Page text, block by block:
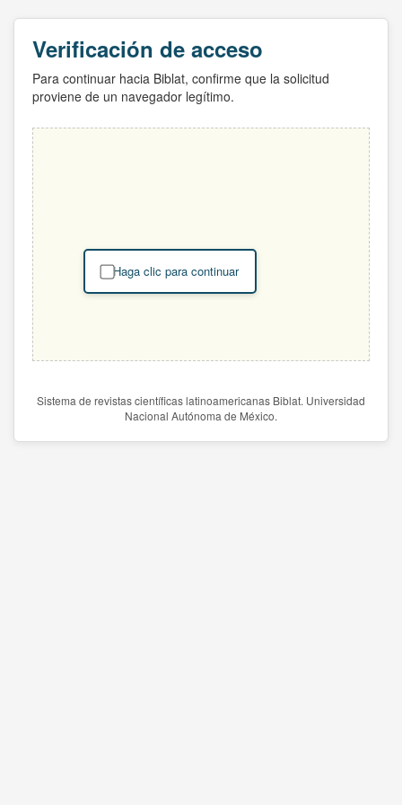
Verificación de acceso
Para continuar hacia Biblat, confirme que la solicitud
proviene de un navegador legítimo.
Haga clic para continuar
Sistema de revistas científicas latinoamericanas Biblat. Universidad
Nacional Autónoma de México.